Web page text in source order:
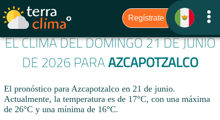
EL CLIMA DEL DOMINGO 21 DE JUNIO
DE 2026 PARAAZCAPOTZALCO
El pronóstico para Azcapotzalco en 21 de junio.
Actualmente, la temperatura es de 17°C, con una máxima
de 26°C y una mínima de 16°C.